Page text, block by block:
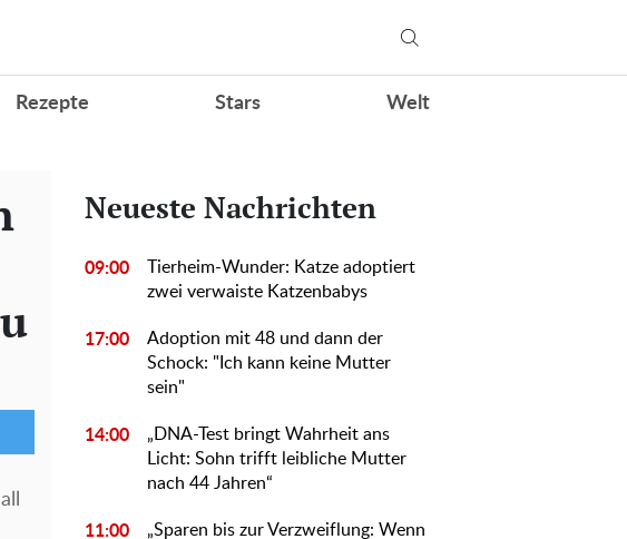
Rezepte Stars Welt
Neueste Nachrichten
09:00
Tierheim-Wunder: Katze adoptiert
zwei verwaiste Katzenbabys
17:00
Adoption mit 48 und dann der
Schock: "Ich kann keine Mutter
sein"
14:00
„DNA-Test bringt Wahrheit ans
Licht: Sohn trifft leibliche Mutter
nach 44 Jahren“
11:00
„Sparen bis zur Verzweiflung: Wenn